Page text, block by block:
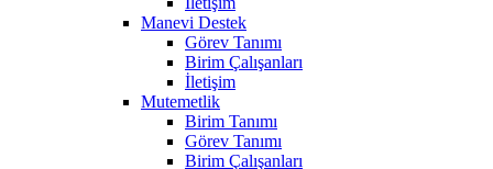
Manevi Destek
Görev Tanımı
Birim Çalışanları
İletişim
Mutemetlik
Birim Tanımı
Görev Tanımı
Birim Çalışanları